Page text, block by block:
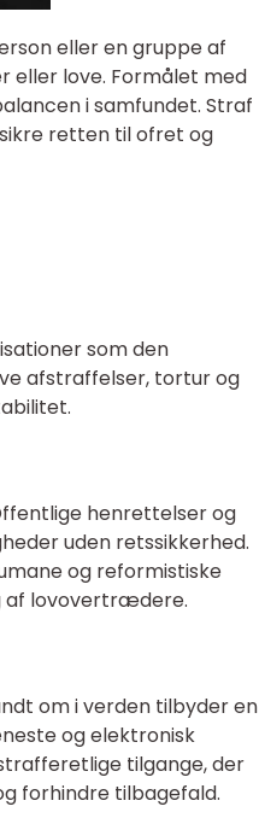
eller en gruppe af
eller love. Formålet med
i samfundet. Straf
retten til ofret og
som den
afstraffelser, tortur og
henrettelser og
uden retssikkerhed.
og reformistiske
af lovovertrædere.
om i verden tilbyder en
og elektronisk
tilgange, der
forhindre tilbagefald.